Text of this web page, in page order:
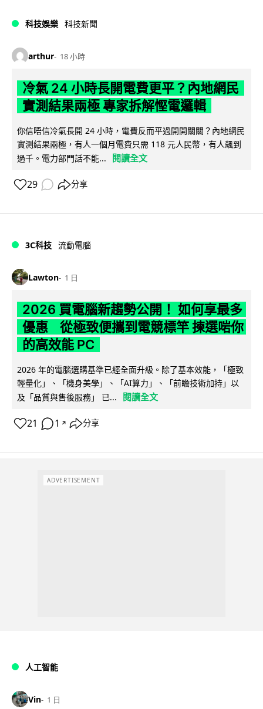
科技娛樂 科技新聞
arthur 18 小時
冷氣 24 小時長開電費更平？內地網民
實測結果兩極 專家拆解慳電邏輯
你信唔信冷氣長開 24 小時，電費反而平過開開關關？內地網民
實測結果兩極，有人一個月電費只需 118 元人民幣，有人飆到
過千。電力部門話不能...
閱讀全文
29 分享
3C科技 流動電腦
Lawton 1 日
2026 買電腦新趨勢公開！ 如何享最多
優惠 從極致便攜到電競標竿 揀選啱你
的高效能 PC
2026 年的電腦選購基準已經全面升級。除了基本效能，「極致
輕量化」、「機身美學」、「AI算力」、「前瞻技術加持」以
及「品質與售後服務」 已...
閱讀全文
21 1 ↗ 分享
ADVERTISEMENT
人工智能
Vin 1 日